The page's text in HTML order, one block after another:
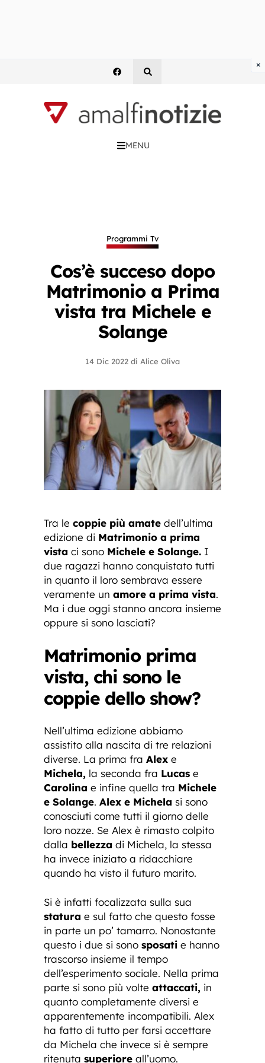
MENU
Programmi Tv
Cos’è succeso dopo
Matrimonio a Prima
vista tra Michele e
Solange
14 Dic 2022 di Alice Oliva
Tra le coppie più amate dell’ultima
edizione di Matrimonio a prima
vista ci sono Michele e Solange. I
due ragazzi hanno conquistato tutti
in quanto il loro sembrava essere
veramente un amore a prima vista.
Ma i due oggi stanno ancora insieme
oppure si sono lasciati?
Matrimonio prima
vista, chi sono le
coppie dello show?
Nell’ultima edizione abbiamo
assistito alla nascita di tre relazioni
diverse. La prima fra Alex e
Michela, la seconda fra Lucas e
Carolina e infine quella tra Michele
e Solange. Alex e Michela si sono
conosciuti come tutti il giorno delle
loro nozze. Se Alex è rimasto colpito
dalla bellezza di Michela, la stessa
ha invece iniziato a ridacchiare
quando ha visto il futuro marito.
Si è infatti focalizzata sulla sua
statura e sul fatto che questo fosse
in parte un po’ tamarro. Nonostante
questo i due si sono sposati e hanno
trascorso insieme il tempo
dell’esperimento sociale. Nella prima
parte si sono più volte attaccati, in
quanto completamente diversi e
apparentemente incompatibili. Alex
ha fatto di tutto per farsi accettare
da Michela che invece si è sempre
ritenuta superiore all’uomo.
×